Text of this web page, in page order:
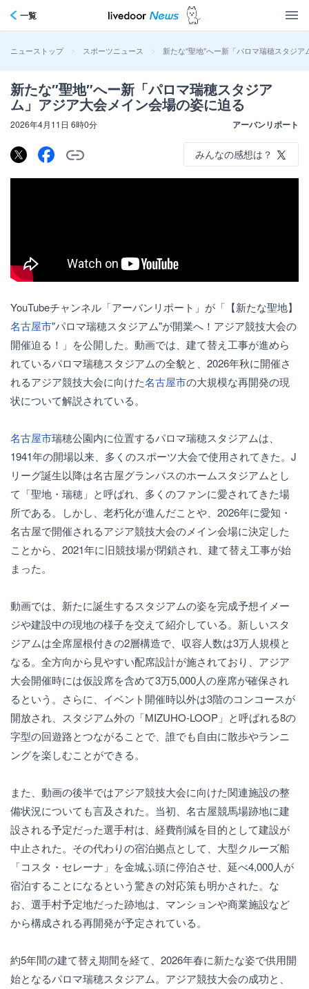
一覧
ニューストップ > スポーツニュース > 新たな″聖地″へー新「パロマ瑞穂スタジ
新たな″聖地″へー新「パロマ瑞穂スタジア
ム」アジア大会メイン会場の姿に迫る
2026年4月11日 6時0分 アーバンリポート
みんなの感想は？
YouTubeチャンネル「アーバンリポート」が「【新たな聖地】
名古屋市"パロマ瑞穂スタジアム"が開業へ！アジア競技大会の
開催迫る！」を公開した。動画では、建て替え工事が進めら
れているパロマ瑞穂スタジアムの全貌と、2026年秋に開催さ
れるアジア競技大会に向けた名古屋市の大規模な再開発の現
状について解説されている。
名古屋市瑞穂公園内に位置するパロマ瑞穂スタジアムは、
1941年の開場以来、多くのスポーツ大会で使用されてきた。J
リーグ誕生以降は名古屋グランパスのホームスタジアムとし
て「聖地・瑞穂」と呼ばれ、多くのファンに愛されてきた場
所である。しかし、老朽化が進んだことや、2026年に愛知・
名古屋で開催されるアジア競技大会のメイン会場に決定した
ことから、2021年に旧競技場が閉鎖され、建て替え工事が始
まった。
動画では、新たに誕生するスタジアムの姿を完成予想イメー
ジや建設中の現地の様子を交えて紹介している。新しいスタ
ジアムは全席屋根付きの2層構造で、収容人数は3万人規模と
なる。全方向から見やすい配席設計が施されており、アジア
大会開催時には仮設席を含めて3万5,000人の座席が確保され
るという。さらに、イベント開催時以外は3階のコンコースが
開放され、スタジアム外の「MIZUHO-LOOP」と呼ばれる8の
字型の回遊路とつながることで、誰でも自由に散歩やランニ
ングを楽しむことができる。
また、動画の後半ではアジア競技大会に向けた関連施設の整
備状況についても言及された。当初、名古屋競馬場跡地に建
設される予定だった選手村は、経費削減を目的として建設が
中止された。その代わりの宿泊拠点として、大型クルーズ船
「コスタ・セレーナ」を金城ふ頭に停泊させ、延べ4,000人が
宿泊することになるという驚きの対応策も明かされた。な
お、選手村予定地だった跡地は、マンションや商業施設など
から構成される再開発が予定されている。
約5年間の建て替え期間を経て、2026年春に新たな姿で供用開
始となるパロマ瑞穂スタジアム。アジア競技大会の成功と、